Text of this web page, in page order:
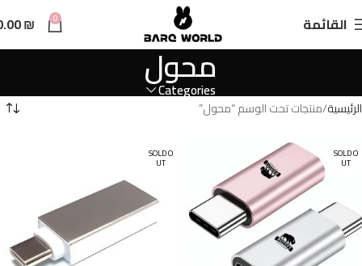
القائمة 0
₪
محول
Categories
الرئيسية منتجات تحت الوسم “محول”
SOLD O
UT
SOLD O
UT